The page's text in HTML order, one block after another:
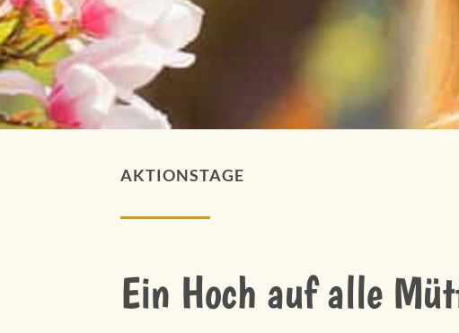
AKTIONSTAGE
Ein Hoch auf alle